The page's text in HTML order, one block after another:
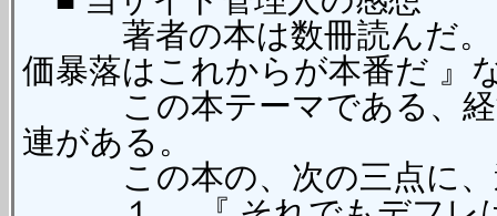
著者の本は数冊読んだ。『
価暴落はこれからが本番だ 』
この本テーマである、経
連がある。
この本の、次の三点に、